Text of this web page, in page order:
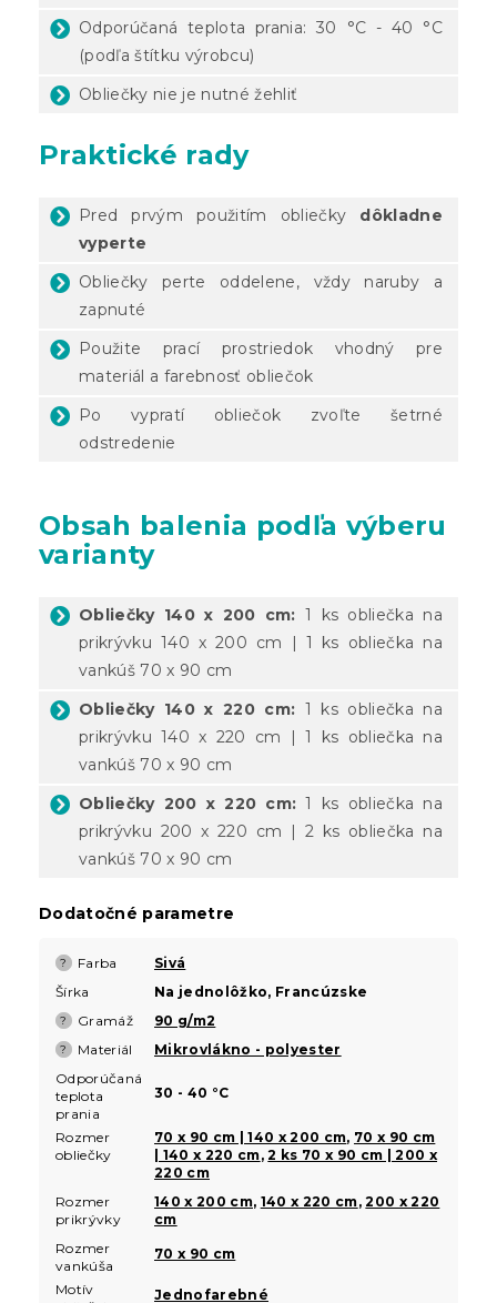
Odporúčaná teplota prania: 30 °C - 40 °C
(podľa štítku výrobcu)
Obliečky nie je nutné žehliť
Praktické rady
Pred prvým použitím obliečky dôkladne
vyperte
Obliečky perte oddelene, vždy naruby a
zapnuté
Použite prací prostriedok vhodný pre
materiál a farebnosť obliečok
Po vypratí obliečok zvoľte šetrné
odstredenie
Obsah balenia podľa výberu
varianty
Obliečky 140 x 200 cm: 1 ks obliečka na
prikrývku 140 x 200 cm | 1 ks obliečka na
vankúš 70 x 90 cm
Obliečky 140 x 220 cm: 1 ks obliečka na
prikrývku 140 x 220 cm | 1 ks obliečka na
vankúš 70 x 90 cm
Obliečky 200 x 220 cm: 1 ks obliečka na
prikrývku 200 x 220 cm | 2 ks obliečka na
vankúš 70 x 90 cm
Dodatočné parametre
? Farba
Sivá
Šírka
Na jednolôžko, Francúzske
? Gramáž 90 g/m2
? Materiál
Mikrovlákno - polyester
Odporúčaná
teplota
prania
30 - 40 °C
Rozmer
obliečky
70 x 90 cm | 140 x 200 cm, 70 x 90 cm
| 140 x 220 cm,2 ks 70 x 90 cm | 200 x
220 cm
Rozmer
prikrývky
140 x 200 cm, 140 x 220 cm,200 x 220
cm
Rozmer
vankúša
70 x 90 cm
Motív
Jednofarebné